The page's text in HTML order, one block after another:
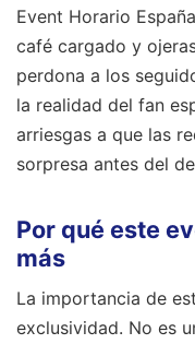
Event Horario
café cargado y
perdona a los
la realidad del fan
arriesgas a que las
sorpresa antes del
Por qué este
más
La importancia de
exclusividad. No es